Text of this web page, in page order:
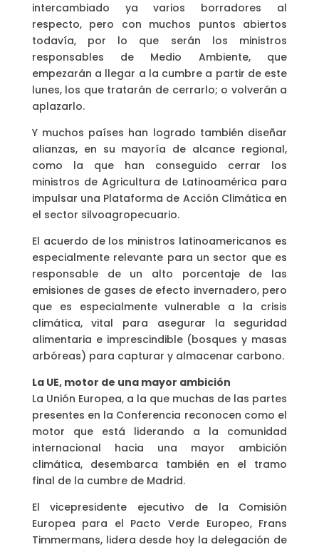
intercambiado ya varios borradores al
respecto, pero con muchos puntos abiertos
todavía, por lo que serán los ministros
responsables de Medio Ambiente, que
empezarán a llegar a la cumbre a partir de este
lunes, los que tratarán de cerrarlo; o volverán a
aplazarlo.
Y muchos países han logrado también diseñar
alianzas, en su mayoría de alcance regional,
como la que han conseguido cerrar los
ministros de Agricultura de Latinoamérica para
impulsar una Plataforma de Acción Climática en
el sector silvoagropecuario.
El acuerdo de los ministros latinoamericanos es
especialmente relevante para un sector que es
responsable de un alto porcentaje de las
emisiones de gases de efecto invernadero, pero
que es especialmente vulnerable a la crisis
climática, vital para asegurar la seguridad
alimentaria e imprescindible (bosques y masas
arbóreas) para capturar y almacenar carbono.
La UE, motor de una mayor ambición
La Unión Europea, a la que muchas de las partes
presentes en la Conferencia reconocen como el
motor que está liderando a la comunidad
internacional hacia una mayor ambición
climática, desembarca también en el tramo
final de la cumbre de Madrid.
El vicepresidente ejecutivo de la Comisión
Europea para el Pacto Verde Europeo, Frans
Timmermans, lidera desde hoy la delegación de